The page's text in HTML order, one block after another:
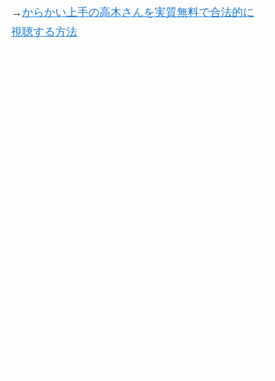
→からかい上手の高木さんを実質無料で合法的に
視聴する方法